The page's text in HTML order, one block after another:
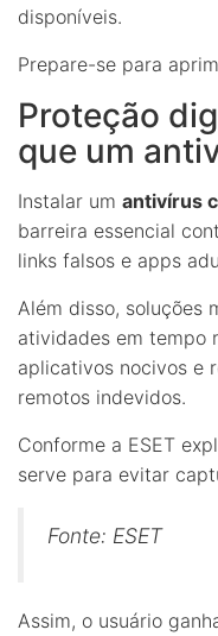
disponíveis.
Prepare-se para
Proteção
que um
Instalar um antivírus
barreira essencial
links falsos e apps
Além disso, soluções
atividades em tempo
aplicativos nocivos e
remotos indevidos.
Conforme a ESET
serve para evitar
Fonte: ESET
Assim, o usuário